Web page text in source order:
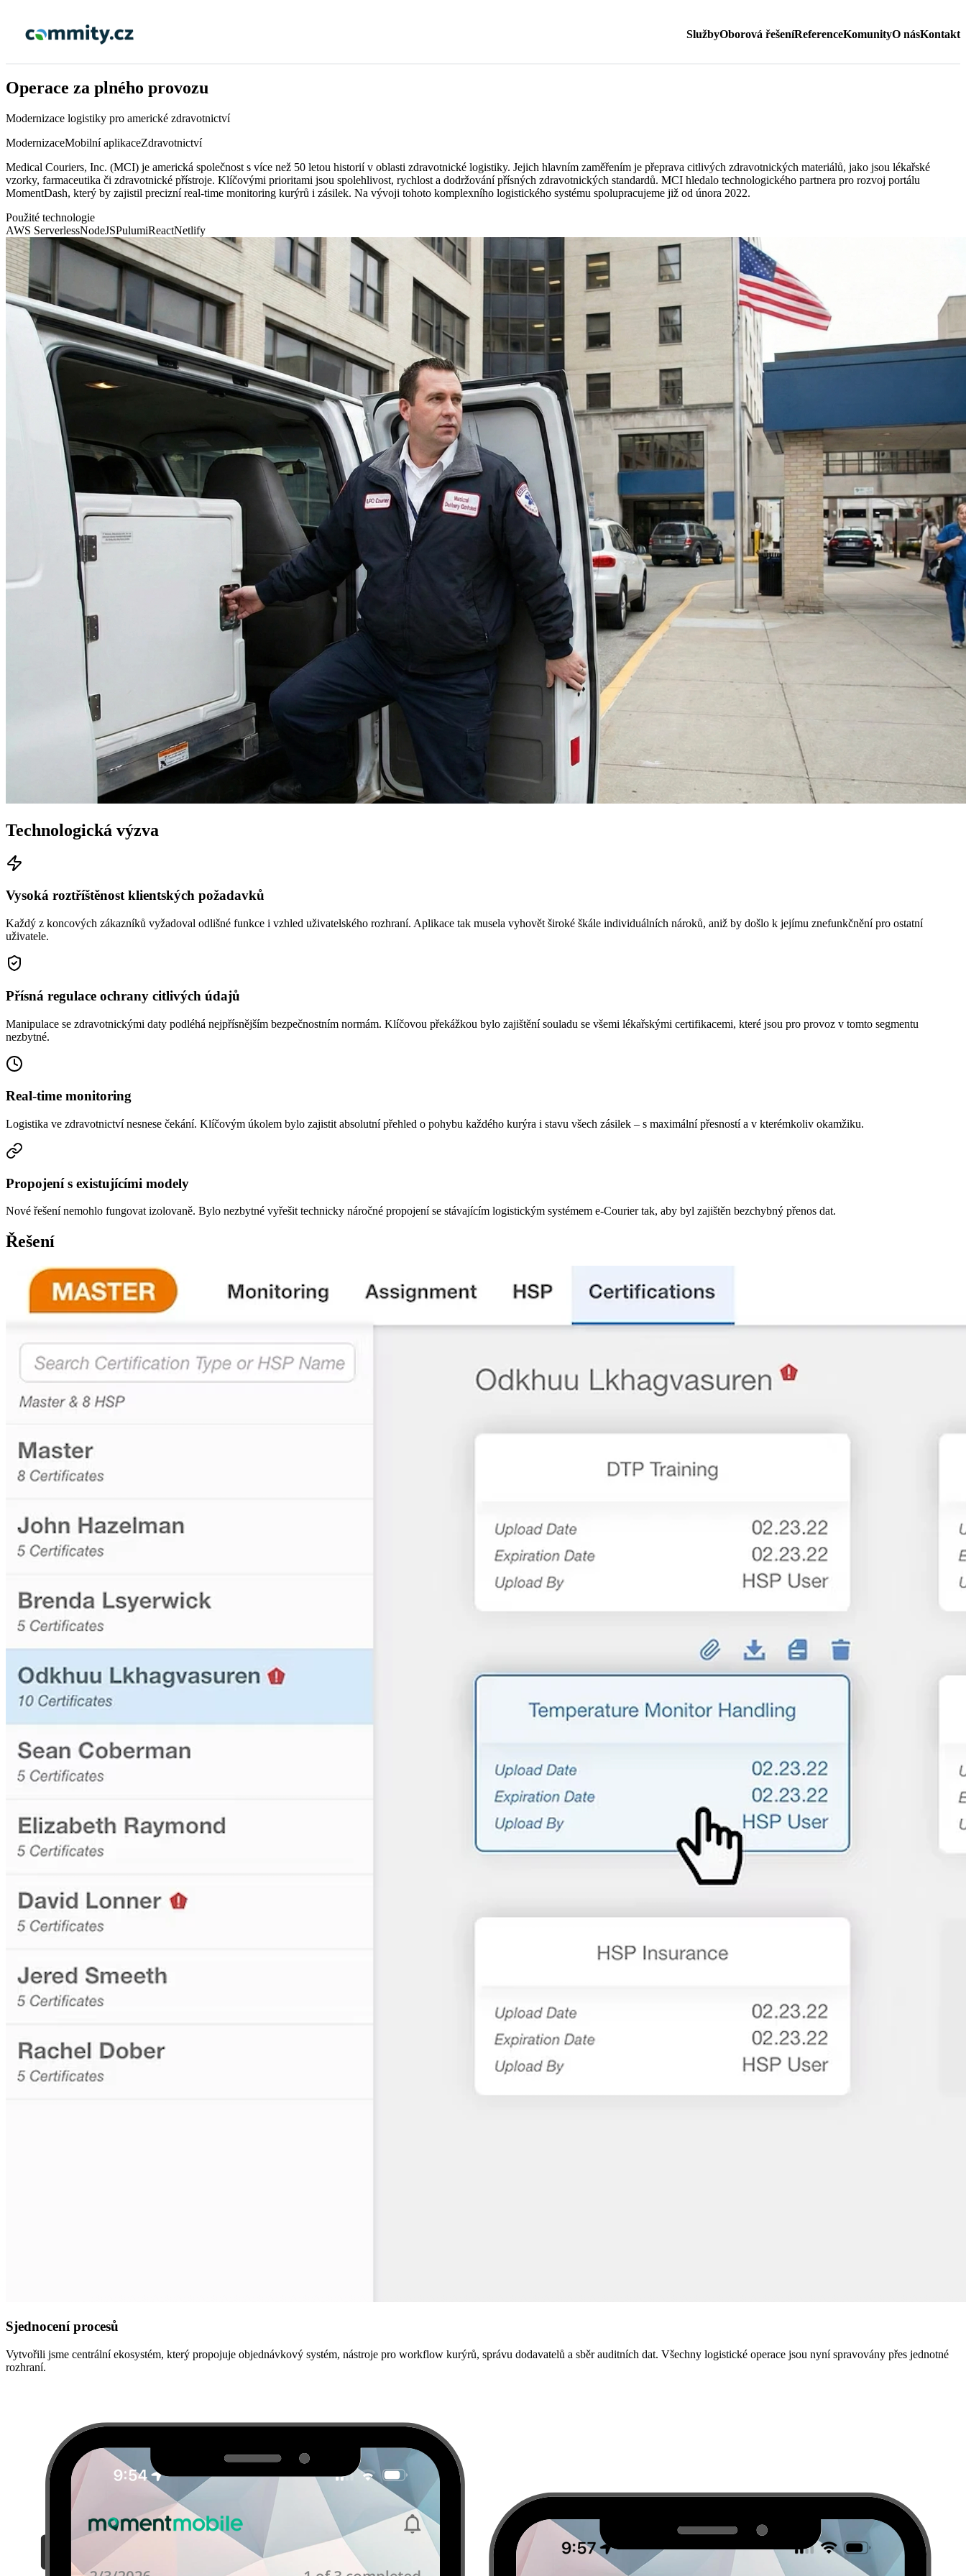
SlužbyOborová řešeníReferenceKomunityO násKontakt
Operace za plného provozu
Modernizace logistiky pro americké zdravotnictví
ModernizaceMobilní aplikaceZdravotnictví
Medical Couriers, Inc. (MCI) je americká společnost s více než 50 letou historií v oblasti zdravotnické logistiky. Jejich hlavním zaměřením je přeprava citlivých zdravotnických materiálů, jako jsou lékařské
vzorky, farmaceutika či zdravotnické přístroje. Klíčovými prioritami jsou spolehlivost, rychlost a dodržování přísných zdravotnických standardů. MCI hledalo technologického partnera pro rozvoj portálu
MomentDash, který by zajistil precizní real-time monitoring kurýrů i zásilek. Na vývoji tohoto komplexního logistického systému spolupracujeme již od února 2022.
Použité technologie
AWS ServerlessNodeJSPulumiReactNetlify
Technologická výzva
Vysoká roztříštěnost klientských požadavků
Každý z koncových zákazníků vyžadoval odlišné funkce i vzhled uživatelského rozhraní. Aplikace tak musela vyhovět široké škále individuálních nároků, aniž by došlo k jejímu znefunkčnění pro ostatní
uživatele.
Přísná regulace ochrany citlivých údajů
Manipulace se zdravotnickými daty podléhá nejpřísnějším bezpečnostním normám. Klíčovou překážkou bylo zajištění souladu se všemi lékařskými certifikacemi, které jsou pro provoz v tomto segmentu
nezbytné.
Real-time monitoring
Logistika ve zdravotnictví nesnese čekání. Klíčovým úkolem bylo zajistit absolutní přehled o pohybu každého kurýra i stavu všech zásilek – s maximální přesností a v kterémkoliv okamžiku.
Propojení s existujícími modely
Nové řešení nemohlo fungovat izolovaně. Bylo nezbytné vyřešit technicky náročné propojení se stávajícím logistickým systémem e-Courier tak, aby byl zajištěn bezchybný přenos dat.
Řešení
Sjednocení procesů
Vytvořili jsme centrální ekosystém, který propojuje objednávkový systém, nástroje pro workflow kurýrů, správu dodavatelů a sběr auditních dat. Všechny logistické operace jsou nyní spravovány přes jednotné
rozhraní.